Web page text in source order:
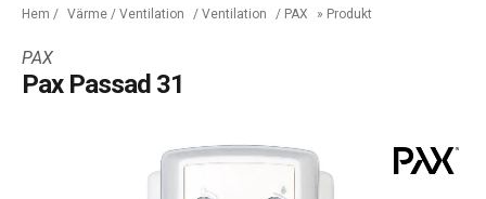
Hem / Värme / Ventilation / Ventilation / PAX » Produkt
PAX
Pax Passad 31